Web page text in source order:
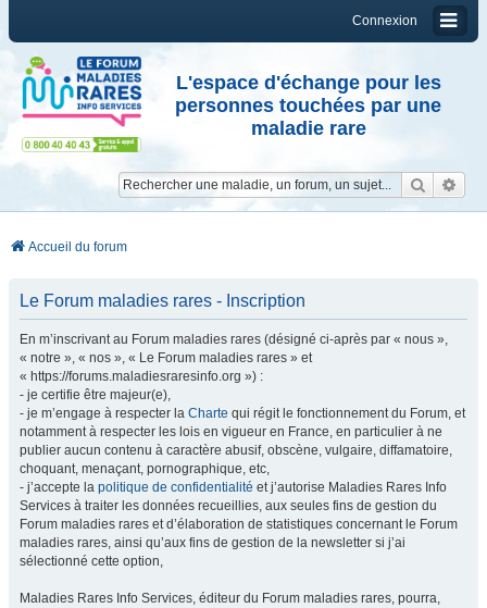
Connexion
L'espace d'échange pour les
personnes touchées par une
maladie rare
Accueil du forum
Le Forum maladies rares - Inscription
En m’inscrivant au Forum maladies rares (désigné ci-après par « nous »,
« notre », « nos », « Le Forum maladies rares » et
« https://forums.maladiesraresinfo.org ») :
- je certifie être majeur(e),
- je m’engage à respecter la Charte qui régit le fonctionnement du Forum, et
notamment à respecter les lois en vigueur en France, en particulier à ne
publier aucun contenu à caractère abusif, obscène, vulgaire, diffamatoire,
choquant, menaçant, pornographique, etc,
- j’accepte la politique de confidentialité et j’autorise Maladies Rares Info
Services à traiter les données recueillies, aux seules fins de gestion du
Forum maladies rares et d’élaboration de statistiques concernant le Forum
maladies rares, ainsi qu’aux fins de gestion de la newsletter si j’ai
sélectionné cette option,
Maladies Rares Info Services, éditeur du Forum maladies rares, pourra,